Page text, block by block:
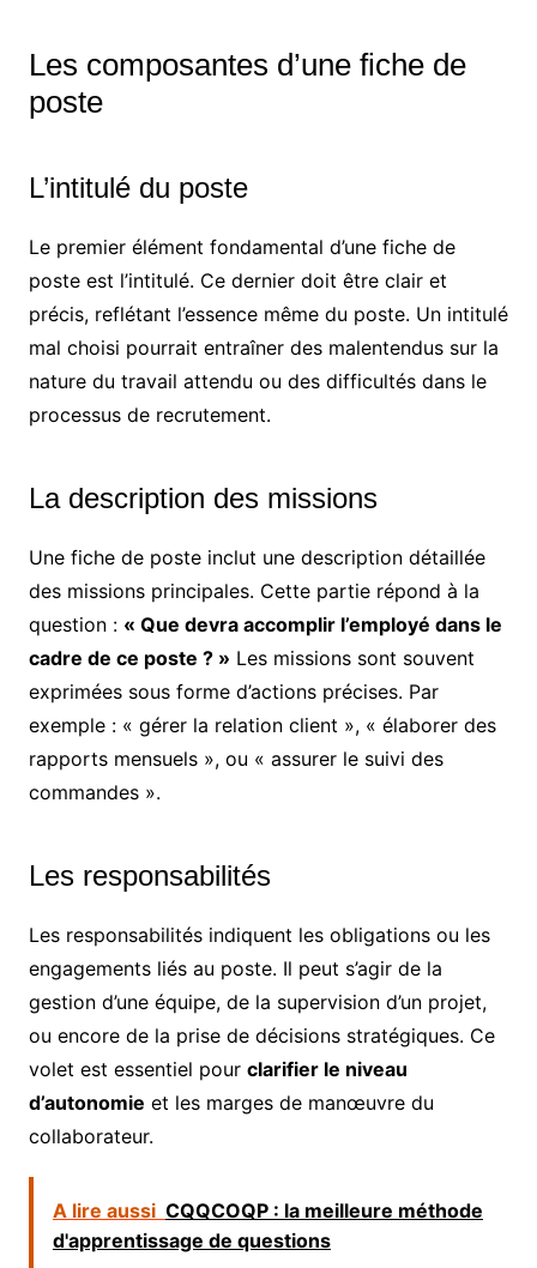
Les composantes d’une fiche de
poste
L’intitulé du poste
Le premier élément fondamental d’une fiche de
poste est l’intitulé. Ce dernier doit être clair et
précis, reflétant l’essence même du poste. Un intitulé
mal choisi pourrait entraîner des malentendus sur la
nature du travail attendu ou des difficultés dans le
processus de recrutement.
La description des missions
Une fiche de poste inclut une description détaillée
des missions principales. Cette partie répond à la
question : « Que devra accomplir l’employé dans le
cadre de ce poste ? » Les missions sont souvent
exprimées sous forme d’actions précises. Par
exemple : « gérer la relation client », « élaborer des
rapports mensuels », ou « assurer le suivi des
commandes ».
Les responsabilités
Les responsabilités indiquent les obligations ou les
engagements liés au poste. Il peut s’agir de la
gestion d’une équipe, de la supervision d’un projet,
ou encore de la prise de décisions stratégiques. Ce
volet est essentiel pour clarifier le niveau
d’autonomie et les marges de manœuvre du
collaborateur.
A lire aussi CQQCOQP : la meilleure méthode
d'apprentissage de questions